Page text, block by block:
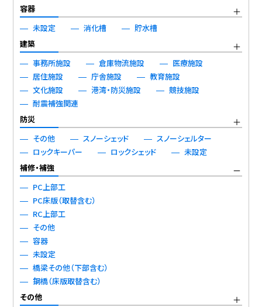
容器
未設定
消化槽
貯水槽
建築
事務所施設
倉庫物流施設
医療施設
居住施設
庁舎施設
教育施設
文化施設
港湾・防災施設
競技施設
耐震補強関連
防災
その他
スノーシェッド
スノーシェルター
ロックキーパー
ロックシェッド
未設定
補修・補強
PC上部工
PC床版（取替含む）
RC上部工
その他
容器
未設定
橋梁その他（下部含む）
鋼橋（床版取替含む）
その他